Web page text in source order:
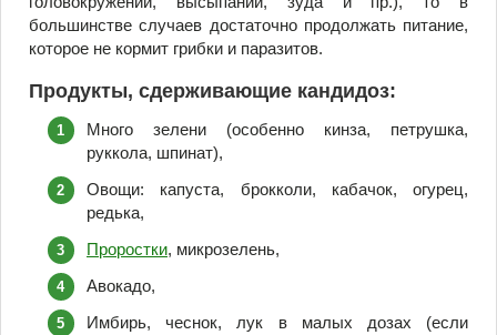
большинстве случаев достаточно продолжать питание,
которое не кормит грибки и паразитов.
Продукты, сдерживающие кандидоз:
Много зелени (особенно кинза, петрушка,
руккола, шпинат),
Овощи: капуста, брокколи, кабачок, огурец,
редька,
Проростки, микрозелень,
Авокадо,
Имбирь, чеснок, лук в малых дозах (если